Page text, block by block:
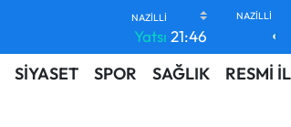
Yatsı 21:46
SİYASET SPOR SAĞLIK RESMİ